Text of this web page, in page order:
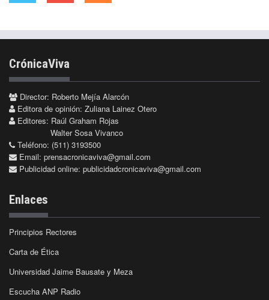
CrónicaViva
Director: Roberto Mejía Alarcón
Editora de opinión: Zuliana Lainez Otero
Editores: Raúl Graham Rojas
Walter Sosa Vivanco
Teléfono: (511) 3193500
Email: prensacronicaviva@gmail.com
Publicidad online: publicidadcronicaviva@gmail.com
Enlaces
Principios Rectores
Carta de Ética
Universidad Jaime Bausate y Meza
Escucha ANP Radio